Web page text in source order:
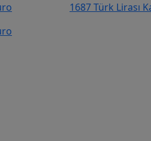
1687 Türk Lirası